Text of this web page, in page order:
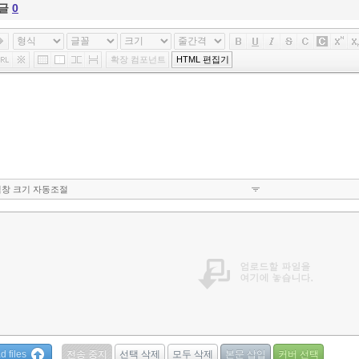
0
확장 컴포넌트 HTML 편집기
창 크기 자동조절
files